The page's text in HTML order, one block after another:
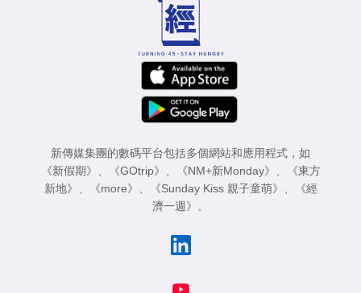
新傳媒集團的數碼平台包括多個網站和應用程式，如
《新假期》 、 《GOtrip》 、 《NM+新Monday》 、
《東方
新地》 、 《more》 、 《Sunday Kiss 親子童萌》 、
《經
濟一週》 。